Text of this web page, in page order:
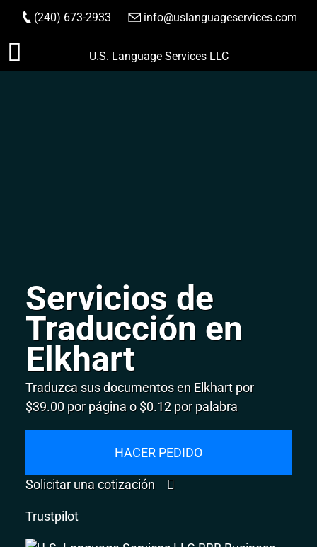
Saltar
(240) 673-2933 info@uslanguageservices.com
HACER PEDIDO
U.S. Language Services LLC
Servicios de
Traducción en
Elkhart
Traduzca sus documentos en Elkhart por
$39.00 por página o $0.12 por palabra
HACER PEDIDO
Solicitar una cotización
Trustpilot